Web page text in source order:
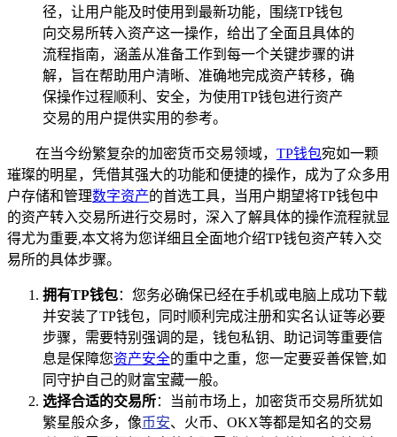
径，让用户能及时使用到最新功能，围绕TP钱包
向交易所转入资产这一操作，给出了全面且具体的
流程指南，涵盖从准备工作到每一个关键步骤的讲
解，旨在帮助用户清晰、准确地完成资产转移，确
保操作过程顺利、安全，为使用TP钱包进行资产
交易的用户提供实用的参考。
在当今纷繁复杂的加密货币交易领域， TP钱包宛如一颗
璀璨的明星，凭借其强大的功能和便捷的操作，成为了众多用
户存储和管理数字资产的首选工具，当用户期望将TP钱包中
的资产转入交易所进行交易时，深入了解具体的操作流程就显
得尤为重要,本文将为您详细且全面地介绍TP钱包资产转入交
易所的具体步骤。
拥有TP钱包：您务必确保已经在手机或电脑上成功下载
并安装了TP钱包，同时顺利完成注册和实名认证等必要
步骤，需要特别强调的是，钱包私钥、助记词等重要信
息是保障您资产安全的重中之重，您一定要妥善保管,如
同守护自己的财富宝藏一般。
选择合适的交易所：当前市场上，加密货币交易所犹如
繁星般众多，像币安、火币、OKX等都是知名的交易